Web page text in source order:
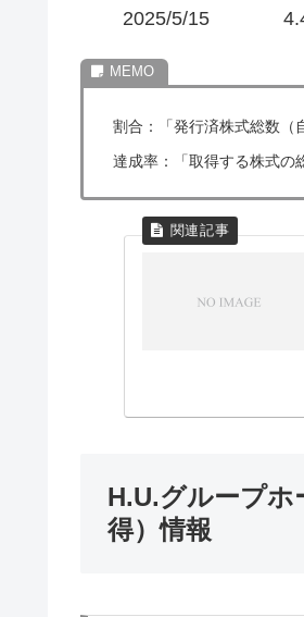
2025/5/15
割合：「発行済株式総数（
達成率：「取得する株式の
H.U.グループホ
得）情報